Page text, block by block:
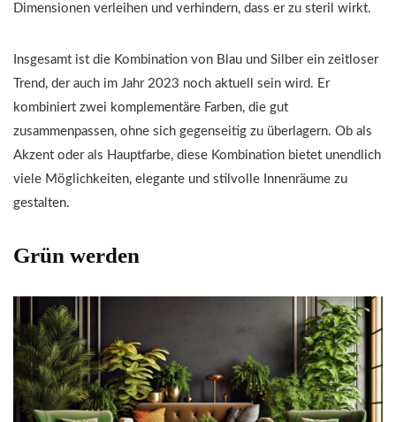
Dimensionen verleihen und verhindern, dass er zu steril wirkt.
Insgesamt ist die Kombination von Blau und Silber ein zeitloser
Trend, der auch im Jahr 2023 noch aktuell sein wird. Er
kombiniert zwei komplementäre Farben, die gut
zusammenpassen, ohne sich gegenseitig zu überlagern. Ob als
Akzent oder als Hauptfarbe, diese Kombination bietet unendlich
viele Möglichkeiten, elegante und stilvolle Innenräume zu
gestalten.
Grün werden